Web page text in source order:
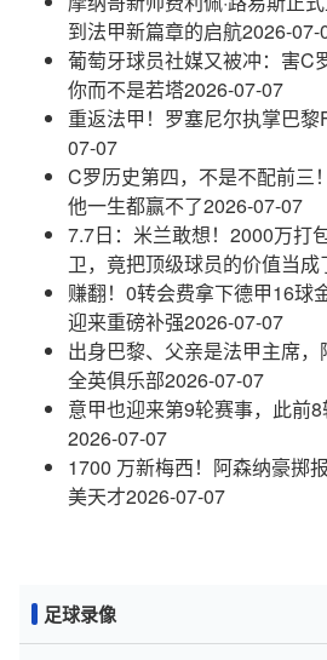
到法甲新篇章的启航2026-07-
葡萄牙球员社媒又被冲：害C
你而不是若塔2026-07-07
重返法甲！罗塞尼尔执掌巴
07-07
C罗历史第四，不是不配前三
他一生都赢不了2026-07-07
7.7日：米兰敢想！2000万打
卫，竟把顶级球员的价值当成
赚翻！0转会费拿下德甲16球
迎来重磅补强2026-07-07
出身巴黎、父亲是法甲主席
全英俱乐部2026-07-07
意甲也迎来第9轮赛事，此前
2026-07-07
1700 万新梅西！阿森纳豪掷
美天才2026-07-07
足球录像